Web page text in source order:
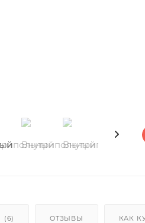
(6) ОТЗЫВЫ КАК